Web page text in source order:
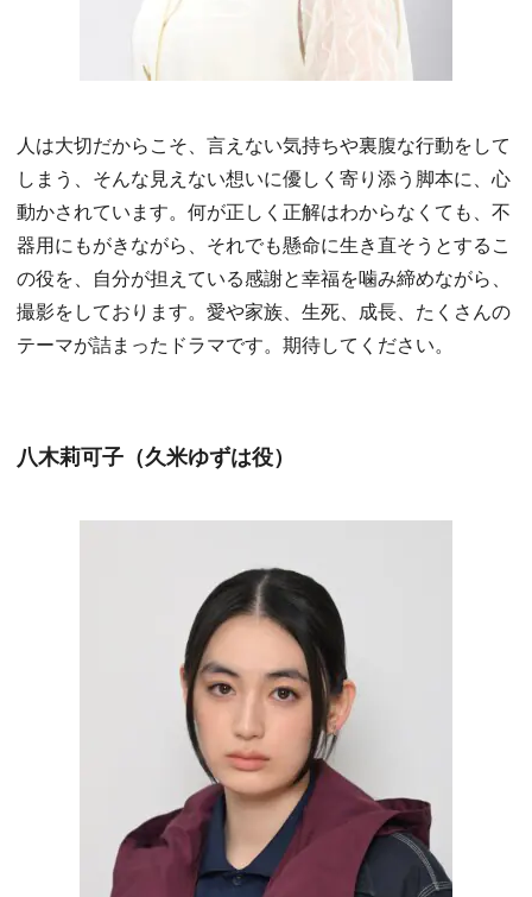
人は大切だからこそ、言えない気持ちや裏腹な行動をして
しまう、そんな見えない想いに優しく寄り添う脚本に、心
動かされています。何が正しく正解はわからなくても、不
器用にもがきながら、それでも懸命に生き直そうとするこ
の役を、自分が担えている感謝と幸福を噛み締めながら、
撮影をしております。愛や家族、生死、成長、たくさんの
テーマが詰まったドラマです。期待してください。
八木莉可子（久米ゆずは役）